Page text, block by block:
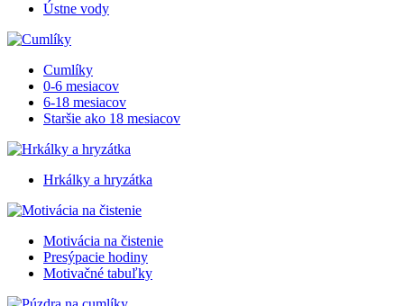
Ústne vody
Cumlíky
0-6 mesiacov
6-18 mesiacov
Staršie ako 18 mesiacov
Hrkálky a hryzátka
Motivácia na čistenie
Presýpacie hodiny
Motivačné tabuľky